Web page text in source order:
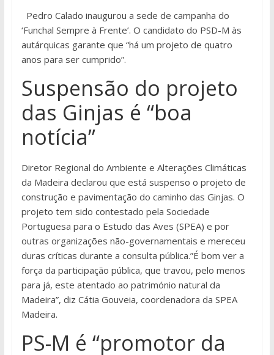
Pedro Calado inaugurou a sede de campanha do
‘Funchal Sempre à Frente’. O candidato do PSD-M às
autárquicas garante que “há um projeto de quatro
anos para ser cumprido”.
Suspensão do projeto
das Ginjas é “boa
notícia”
Diretor Regional do Ambiente e Alterações Climáticas
da Madeira declarou que está suspenso o projeto de
construção e pavimentação do caminho das Ginjas. O
projeto tem sido contestado pela Sociedade
Portuguesa para o Estudo das Aves (SPEA) e por
outras organizações não-governamentais e mereceu
duras críticas durante a consulta pública.”É bom ver a
força da participação pública, que travou, pelo menos
para já, este atentado ao património natural da
Madeira”, diz Cátia Gouveia, coordenadora da SPEA
Madeira.
PS-M é “promotor da